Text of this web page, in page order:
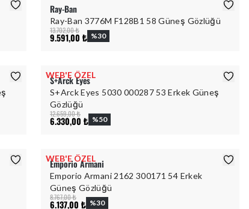
Ray-Ban
Ray-Ban 3776M F128B1 58 Güneş Gözlüğü
13.702,00 ₺
9.591,00 ₺ %30
WEB'E ÖZEL
S+Arck Eyes
S+Arck Eyes 5030 000287 53 Erkek Güneş
Gözlüğü
12.659,00 ₺
6.330,00 ₺ %50
WEB'E ÖZEL
Emporio Armani
Emporio Armani 2162 300171 54 Erkek
Güneş Gözlüğü
8.767,00 ₺
6.137,00 ₺ %30